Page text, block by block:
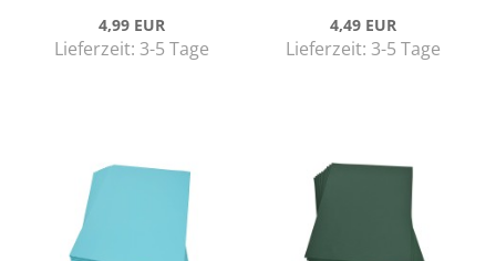
4,99 EUR
Lieferzeit: 3-5 Tage
4,49 EUR
Lieferzeit: 3-5 Tage